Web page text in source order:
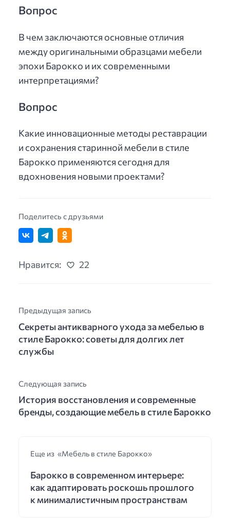
Вопрос
В чем заключаются основные отличия
между оригинальными образцами мебели
эпохи Барокко и их современными
интерпретациями?
Вопрос
Какие инновационные методы реставрации
и сохранения старинной мебели в стиле
Барокко применяются сегодня для
вдохновения новыми проектами?
Поделитесь с друзьями
Нравится: 22
Предыдущая запись
Секреты антикварного ухода за мебелью в
стиле Барокко: советы для долгих лет
службы
Следующая запись
История восстановления и современные
бренды, создающие мебель в стиле Барокко
Еще из «Мебель в стиле Барокко»
Барокко в современном интерьере:
как адаптировать роскошь прошлого
к минималистичным пространствам